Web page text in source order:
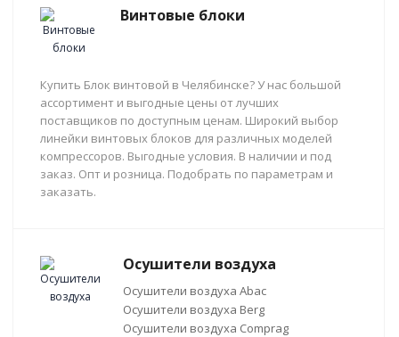
Винтовые блоки
Купить Блок винтовой в Челябинске? У нас большой
ассортимент и выгодные цены от лучших
поставщиков по доступным ценам. Широкий выбор
линейки винтовых блоков для различных моделей
компрессоров. Выгодные условия. В наличии и под
заказ. Опт и розница. Подобрать по параметрам и
заказать.
Осушители воздуха
Осушители воздуха Abac
Осушители воздуха Berg
Осушители воздуха Comprag